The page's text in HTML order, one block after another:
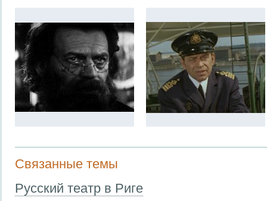
Связанные темы
Русский театр в Риге